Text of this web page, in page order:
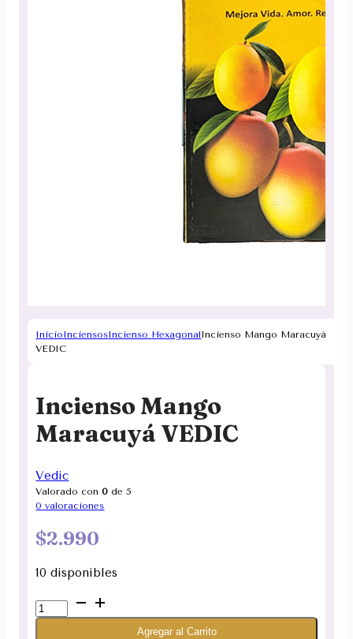
InicioInciensosIncienso HexagonalIncienso Mango Maracuyá
VEDIC
Incienso Mango
Maracuyá VEDIC
Vedic
Valorado con0 de 5
0 valoraciones
$2.990
10 disponibles
Incienso
Mango
Agregar al Carrito